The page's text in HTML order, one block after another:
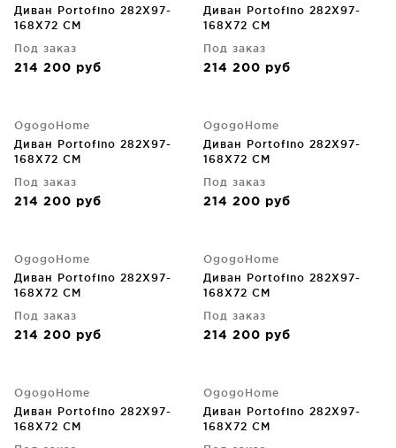
Диван Portofino 282X97-
168X72 CM
Под заказ
214 200 руб
Диван Portofino 282X97-
168X72 CM
Под заказ
214 200 руб
OgogoHome
Диван Portofino 282X97-
168X72 CM
Под заказ
214 200 руб
OgogoHome
Диван Portofino 282X97-
168X72 CM
Под заказ
214 200 руб
OgogoHome
Диван Portofino 282X97-
168X72 CM
Под заказ
214 200 руб
OgogoHome
Диван Portofino 282X97-
168X72 CM
Под заказ
214 200 руб
OgogoHome
Диван Portofino 282X97-
168X72 CM
OgogoHome
Диван Portofino 282X97-
168X72 CM